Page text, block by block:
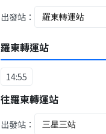
出發站：
羅東轉運站
14:55
往羅東轉運站
出發站：